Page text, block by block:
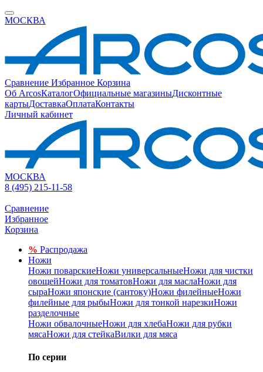
МОСКВА
Сравнение Избранное Корзина
Об ArcosКаталогОфициальные магазиныДисконтные
картыДоставкаОплатаКонтакты
Личный кабинет
МОСКВА
8 (495) 215-11-58
Сравнение
Избранное
Корзина
% Распродажа
Ножи
Ножи поварскиеНожи универсальныеНожи для чистки
овощейНожи для томатовНожи для маслаНожи для
сыраНожи японские (сантоку)Ножи филейныеНожи
филейные для рыбыНожи для тонкой нарезкиНожи
разделочные
Ножи обвалочныеНожи для хлебаНожи для рубки
мясаНожи для стейкаВилки для мяса
По серии